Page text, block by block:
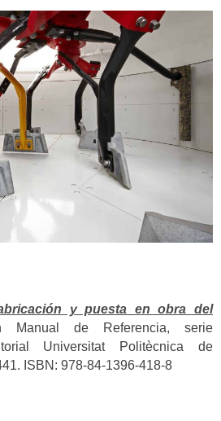
y puesta en obra del
Manual de Referencia, serie
Universitat Politècnica de
ISBN: 978-84-1396-418-8